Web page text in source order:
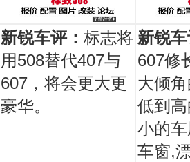
新锐车评： 标志将
用508替代407与
607，将会更大更
豪华。
新锐
607修
大倾
低到
小的
车窗,